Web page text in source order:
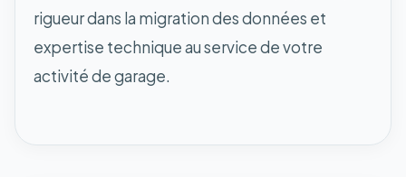
rigueur dans la migration des données et
expertise technique au service de votre
activité de garage.